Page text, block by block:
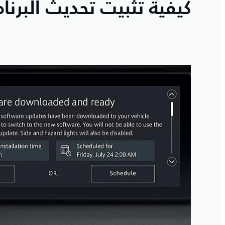
كيفية تثبيت تحديث